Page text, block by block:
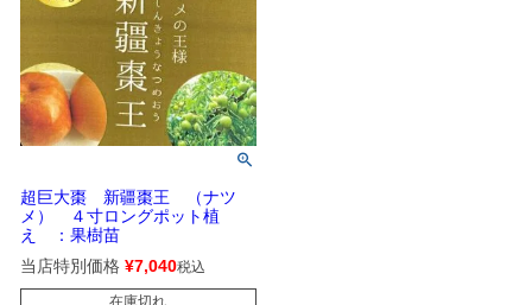
超巨大棗 新疆棗王 （ナツ
メ） ４寸ロングポット植
え ：果樹苗
当店特別価格 ¥7,040税込
在庫切れ